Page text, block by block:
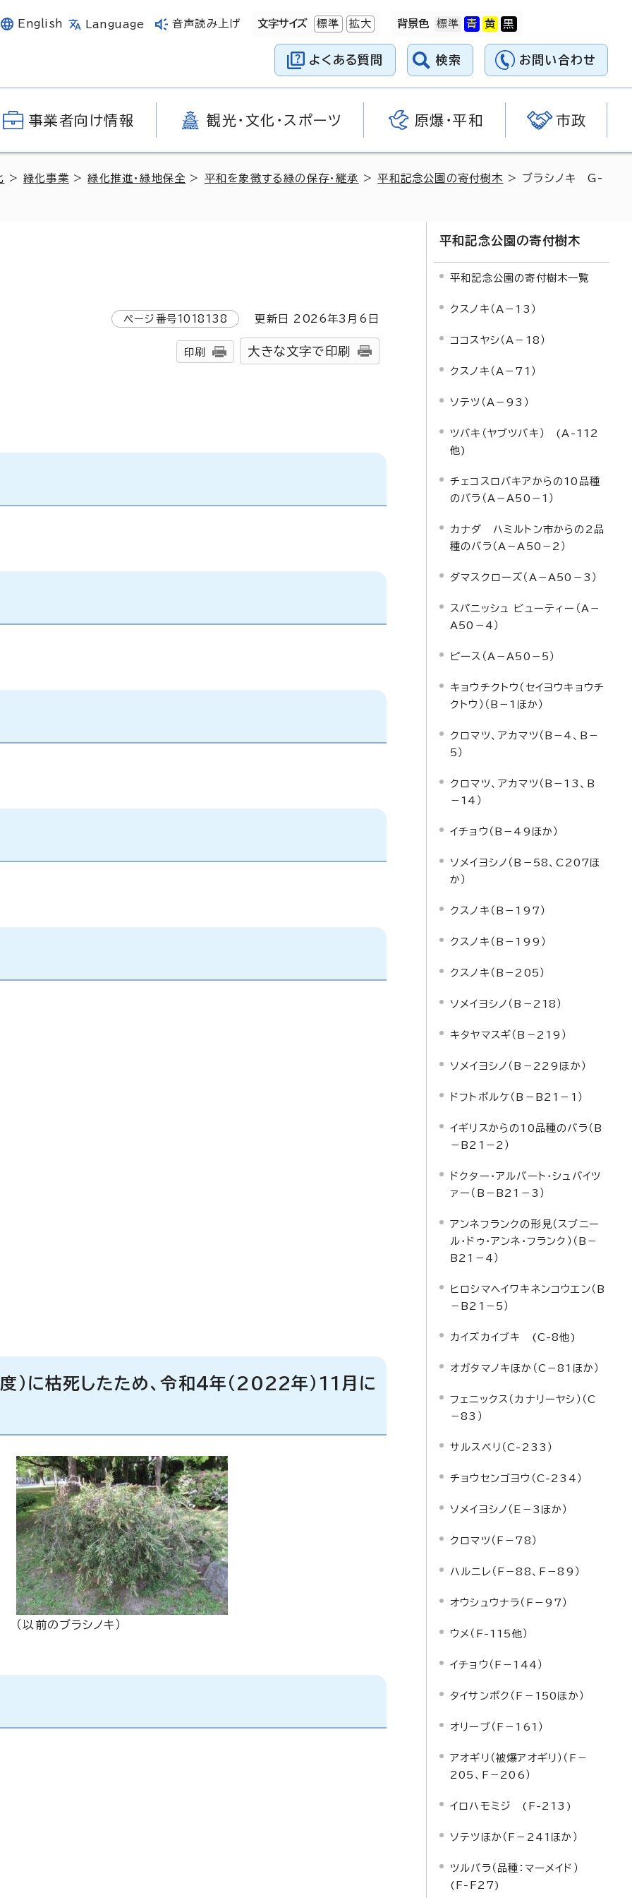
English Language 音声読み上げ 文字サイズ 標準 拡大 背景色
よくある質問 検索 お問い合わせ
事業者向け情報 観光・文化・スポーツ 原爆・平和 市政
>緑化事業 >緑化推進・緑地保全 > 平和を象徴する緑の保存・継承 >平和記念公園の寄付樹木 > ブラシノキ G-
ページ番号1018138 更新日 2026年3月6日
印刷 大きな文字で印刷
に枯死したため、令和4年（2022年）11月に
（以前のブラシノキ）
平和記念公園の寄付樹木
平和記念公園の寄付樹木一覧
クスノキ（A－13）
ココスヤシ（A－18）
クスノキ（A－71）
ソテツ（A－93）
ツバキ（ヤブツバキ） (A-112
他)
チェコスロバキアからの10品種
のバラ（A－A50－1）
カナダ ハミルトン市からの2品
種のバラ（A－A50－2）
ダマスクローズ（A－A50－3）
スパニッシュ ビューティー（A－
A50－4）
ピース（A－A50－5）
キョウチクトウ（セイヨウキョウチ
クトウ）（B－1ほか）
クロマツ、アカマツ（B－4、B－
5）
クロマツ、アカマツ（B－13、B
－14）
イチョウ（B－49ほか）
ソメイヨシノ（B－58、C207ほ
か）
クスノキ（B－197）
クスノキ（B－199）
クスノキ（B－205）
ソメイヨシノ（B－218）
キタヤマスギ（B－219）
ソメイヨシノ（B－229ほか）
ドフトボルケ（B－B21－1）
イギリスからの10品種のバラ（B
－B21－2）
ドクター・アルバート・シュバイツ
ァー（B－B21－3）
アンネフランクの形見（スブニー
ル・ドゥ・アンネ・フランク）（B－
B21－4）
ヒロシマヘイワキネンコウエン（B
－B21－5）
カイズカイブキ (C-8他)
オガタマノキほか（C－81ほか）
フェニックス（カナリーヤシ）（C
－83）
サルスベリ（C-233）
チョウセンゴヨウ（C-234）
ソメイヨシノ（E－3ほか）
クロマツ（F－78）
ハルニレ（F－88、F－89）
オウシュウナラ（F－97）
ウメ（F-115他）
イチョウ（F－144）
タイサンボク（F－150ほか）
オリーブ（F－161）
アオギリ（被爆アオギリ）（F－
205、F－206）
イロハモミジ (F-213)
ソテツほか（F－241ほか）
ツルバラ（品種：マーメイド）
(F-F27)